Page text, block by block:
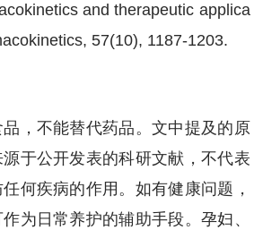
and therapeutic applica
57(10), 1187-1203.
不能替代药品。文中提及的原
于公开发表的科研文献，不代表
何疾病的作用。如有健康问题，
为日常养护的辅助手段。孕妇、